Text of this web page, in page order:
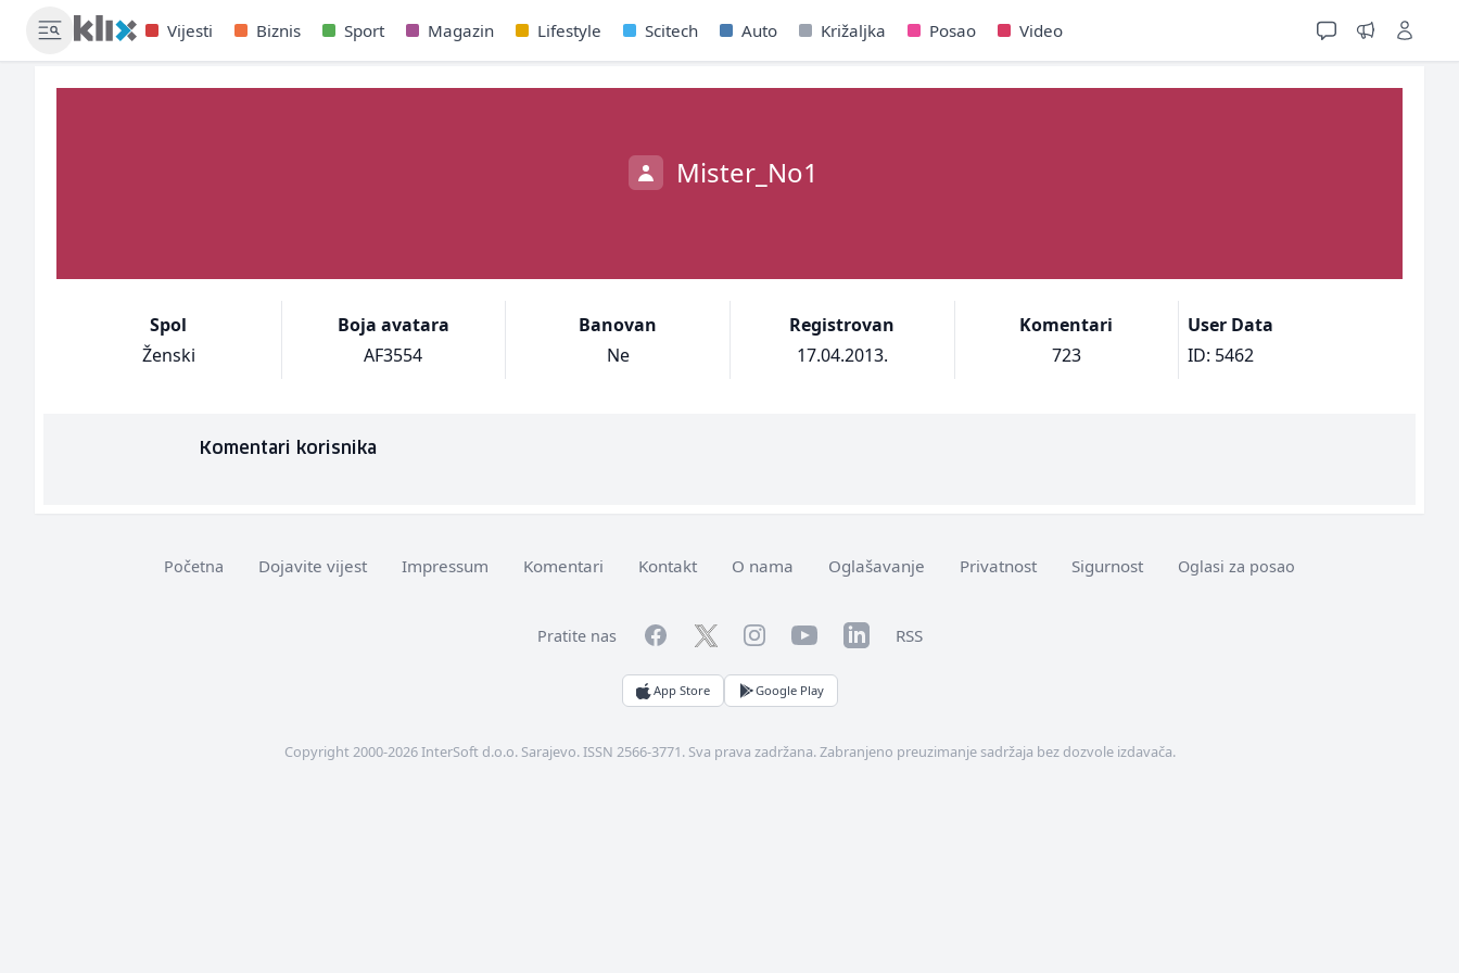
Vijesti Biznis Sport Magazin Lifestyle Scitech Auto Križaljka Posao Video
Mister_No1
Spol
Ženski
Boja avatara
AF3554
Banovan
Ne
Registrovan
17.04.2013.
Komentari
723
User Data
ID: 5462
Komentari korisnika
Početna Dojavite vijest Impressum Komentari Kontakt O nama Oglašavanje Privatnost Sigurnost Oglasi za posao
Pratite nas FacebookTwitterInstagramYouTubeLinkedInRSS
App Store Google Play
Copyright 2000-2026 InterSoft d.o.o. Sarajevo. ISSN 2566-3771. Sva prava zadržana. Zabranjeno preuzimanje sadržaja bez dozvole izdavača.